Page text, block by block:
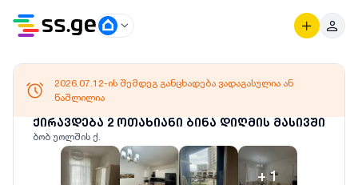
ქირავდება 2 ოთახიანი ბინა დიღმის მასივში
ბობ უოლშის ქ.
+1
2026.07.12-ის შემდეგ განცხადება ვადაგასულია ან
წაშლილია